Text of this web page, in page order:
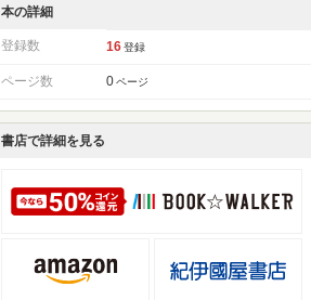
本の詳細
登録数 16 登録
ページ数 0 ページ
書店で詳細を見る